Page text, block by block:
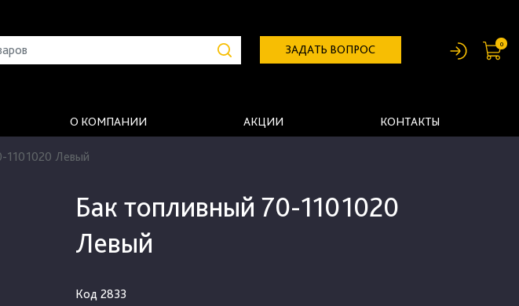
ЗАДАТЬ ВОПРОС 0
О КОМПАНИИ АКЦИИ КОНТАКТЫ
1101020 Левый
Бак топливный 70-1101020
Левый
Код 2833